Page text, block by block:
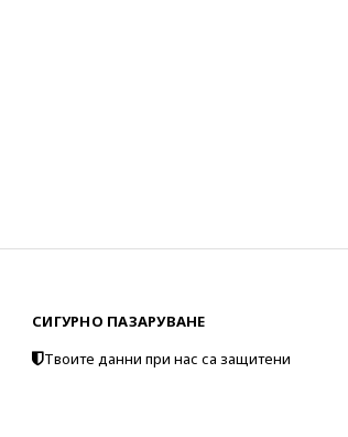
СИГУРНО ПАЗАРУВАНЕ
Твоите данни при нас са защитени